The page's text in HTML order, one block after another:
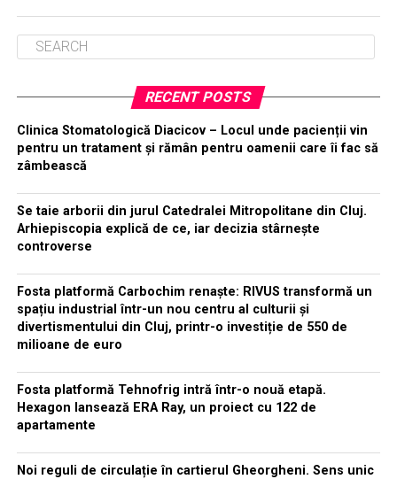
RECENT POSTS
Clinica Stomatologică Diacicov – Locul unde pacienții vin
pentru un tratament și rămân pentru oamenii care îi fac să
zâmbească
Se taie arborii din jurul Catedralei Mitropolitane din Cluj.
Arhiepiscopia explică de ce, iar decizia stârnește
controverse
Fosta platformă Carbochim renaște: RIVUS transformă un
spațiu industrial într-un nou centru al culturii și
divertismentului din Cluj, printr-o investiție de 550 de
milioane de euro
Fosta platformă Tehnofrig intră într-o nouă etapă.
Hexagon lansează ERA Ray, un proiect cu 122 de
apartamente
Noi reguli de circulație în cartierul Gheorgheni. Sens unic